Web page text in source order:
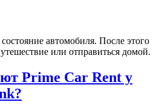
автомобиля. После этого
или отправиться домой.
Prime Car Rent у